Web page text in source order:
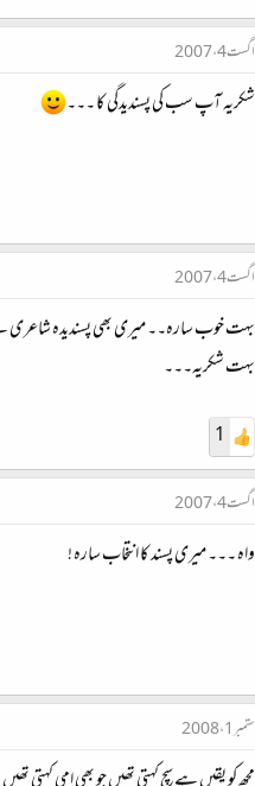
اگست 4، 2007
شکریہ آپ سب کی پسندیدگی کا ۔۔۔
اگست 4، 2007
بہت خوب سارہ۔۔ میری بھی پسندیدہ
بہت شکریہ۔۔۔
1
اگست 4، 2007
واہ ۔۔۔ میری پسند کا انتخاب سارہ !
ستمبر 1، 2008